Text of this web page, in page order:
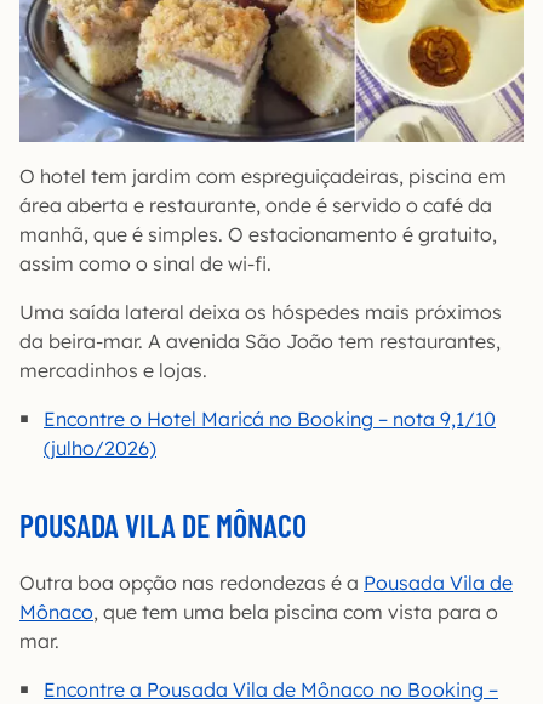
O hotel tem jardim com espreguiçadeiras, piscina em
área aberta e restaurante, onde é servido o café da
manhã, que é simples. O estacionamento é gratuito,
assim como o sinal de wi-fi.
Uma saída lateral deixa os hóspedes mais próximos
da beira-mar. A avenida São João tem restaurantes,
mercadinhos e lojas.
Encontre o Hotel Maricá no Booking – nota 9,1/10
(julho/2026)
POUSADA VILA DE MÔNACO
Outra boa opção nas redondezas é a Pousada Vila de
Mônaco, que tem uma bela piscina com vista para o
mar.
Encontre a Pousada Vila de Mônaco no Booking –